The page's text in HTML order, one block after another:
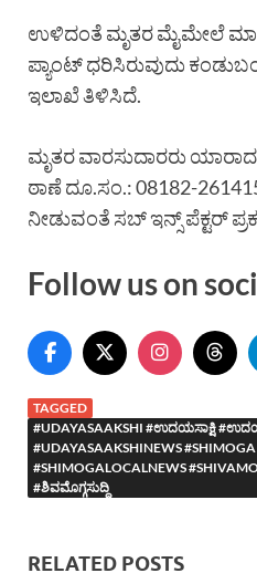
ಉಳಿದಂತೆ ಮೃತರ ಮೈಮೇಲೆ
ಪ್ಯಾಂಟ್ ಧರಿಸಿರುವುದು
ಇಲಾಖೆ ತಿಳಿಸಿದೆ.
ಮೃತರ ವಾರಸುದಾರರು
ಠಾಣೆ ದೂ.ಸಂ.: 08182-
ನೀಡುವಂತೆ ಸಬ್ ಇನ್ಸ್ ಪೆಕ್ಟರ್
Follow us on
TAGGED
#UDAYASAAKSHI #ಉದಯಸಾಕ್ಷಿ
#UDAYASAAKSHINEWS
#SHIMOGALOCALNEWS
#ಶಿವಮೊಗ್ಗಸುದ್ದಿ
RELATED POSTS